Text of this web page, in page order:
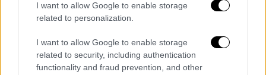
I want to allow Google to enable storage
related to personalization.
I want to allow Google to enable storage
related to security, including authentication
functionality and fraud prevention, and other
Παιδεία|02.10.2024 06:55
Τι μέτρα μελετούν τα υπουργεία Άμυνας
και Παιδείας για την προσέλκυση νέων
στις στρατιωτικές σχολές - Έρχεται